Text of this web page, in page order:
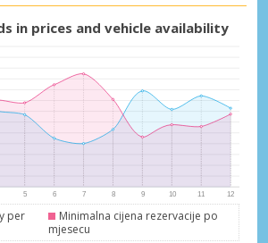
in prices and vehicle availability
per
Minimalna cijena rezervacije po
mjesecu